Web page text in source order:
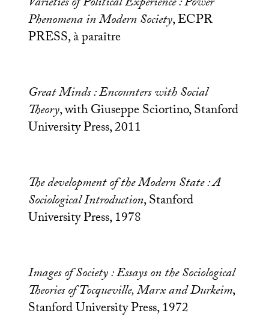
Phenomena in Modern Society,ECPR
PRESS, à paraître
Great Minds : Encounters with Social
Theory, with Giuseppe Sciortino, Stanford
University Press, 2011
The development of the Modern State : A
Sociological Introduction, Stanford
University Press, 1978
Images of Society : Essays on the Sociological
Theories of Tocqueville, Marx and Durkeim,
Stanford University Press, 1972